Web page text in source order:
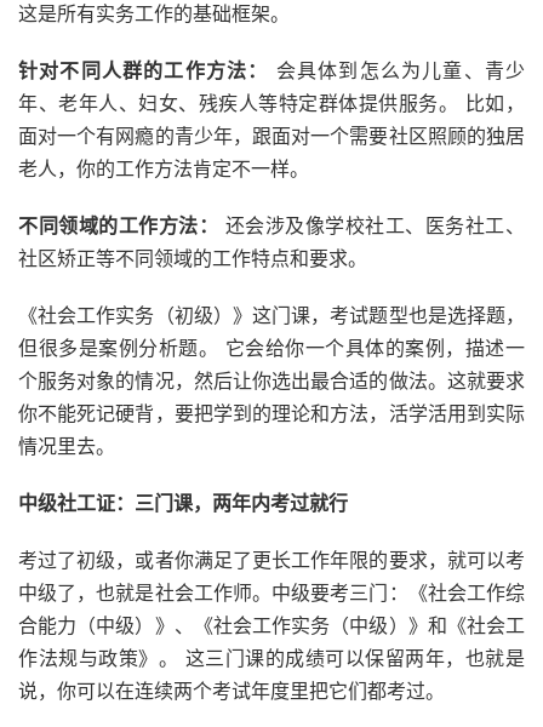
这是所有实务工作的基础框架。
针对不同人群的工作方法：
会具体到怎么为儿童、青少
年、老年人、妇女、残疾人等特定群体提供服务。 比如，
面对一个有网瘾的青少年，跟面对一个需要社区照顾的独居
老人，你的工作方法肯定不一样。
不同领域的工作方法：
还会涉及像学校社工、医务社工、
社区矫正等不同领域的工作特点和要求。
《社会工作实务（初级）》这门课，考试题型也是选择题，
但很多是案例分析题。 它会给你一个具体的案例，描述一
个服务对象的情况，然后让你选出最合适的做法。这就要求
你不能死记硬背，要把学到的理论和方法，活学活用到实际
情况里去。
中级社工证：三门课，两年内考过就行
考过了初级，或者你满足了更长工作年限的要求，就可以考
中级了，也就是社会工作师。中级要考三门：《社会工作综
合能力（中级）》、《社会工作实务（中级）》和《社会工
作法规与政策》。 这三门课的成绩可以保留两年，也就是
说，你可以在连续两个考试年度里把它们都考过。